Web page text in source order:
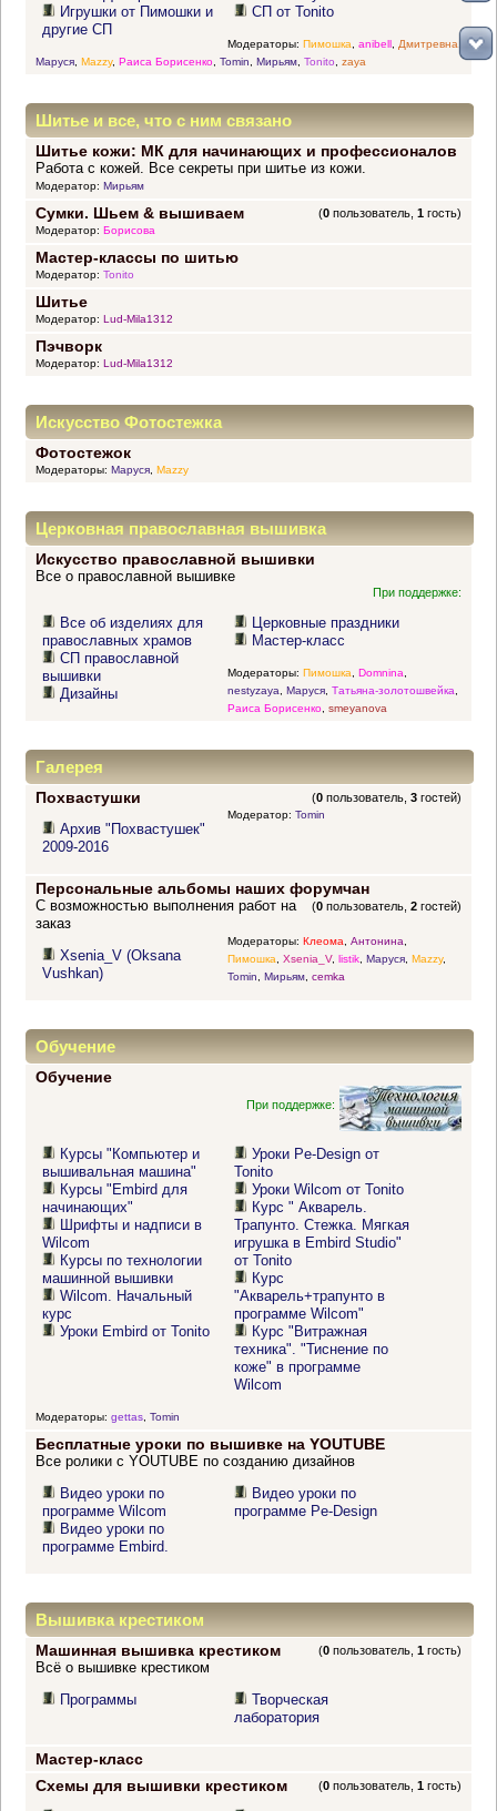
Игрушки от Пимошки и
другие СП
СП от Tonito
Модераторы: Пимошка anibell, Дмитревна
Маруся, Mazzy, Раиса Борисенко, Tomin Мирьям, Tonito zaya
Шитье и все, что с ним связано
Шитье кожи: МК для начинающих и профессионалов
Работа с кожей. Все секреты при шитье из кожи.
Модератор: Мирьям
Сумки. Шьем & вышиваем (0 пользователь,1 гость)
Модератор: Борисова
Мастер-классы по шитью
Модератор: Tonito
Шитье
Модератор: Lud-Mila1312
Пэчворк
Модератор: Lud-Mila1312
Искусство Фотостежка
Фотостежок
Модераторы: Маруся, Mazzy
Церковная православная вышивка
Искусство православной вышивки
Все о православной вышивке
При поддержке:
Все об изделиях для
православных храмов
СП православной
вышивки
Дизайны
Церковные праздники
Мастер-класс
Модераторы: Пимошка Domnina
nestyzaya
Маруся, Татьяна-золотошвейка
Раиса Борисенко, smeyanova
Галерея
Похвастушки (0 пользователь,3 гостей)
Архив "Похвастушек"
2009-2016
Модератор: Tomin
Персональные альбомы наших форумчан
(0 пользователь,2 гостей)
С возможностью выполнения работ на
заказ
Xsenia_V (Oksana
Vushkan)
Модераторы: Клеома, Антонина,
Пимошка, Xsenia_V, listik, Маруся, Mazzy,
Tomin, Мирьям, cemka
Обучение
Обучение
При поддержке:
Курсы "Компьютер и
вышивальная машина"
Курсы "Embird для
начинающих"
Шрифты и надписи в
Wilcom
Курсы по технологии
машинной вышивки
Wilcom. Начальный
курс
Уроки Embird от Tonito
Уроки Pe-Design от
Tonito
Уроки Wilcom от Tonito
Курс " Акварель.
Трапунто. Стежка. Мягкая
игрушка в Embird Studio"
от Tonito
Курс
"Акварель+трапунто в
программе Wilcom"
Курс "Витражная
техника". "Тиснение по
коже" в программе
Wilcom
Модераторы: gettas, Tomin
Бесплатные уроки по вышивке на YOUTUBE
Все ролики с YOUTUBE по созданию дизайнов
Видео уроки по
программе Wilcom
Видео уроки по
программе Embird.
Видео уроки по
программе Pe-Design
Вышивка крестиком
Машинная вышивка крестиком (0 пользователь,1 гость)
Всё о вышивке крестиком
Программы
Творческая
лаборатория
Мастер-класс
Схемы для вышивки крестиком
(0 пользователь,1 гость)